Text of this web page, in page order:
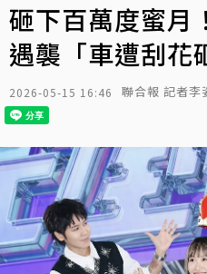
砸下百萬度蜜
遇襲「車遭刮花
2026-05-15 16:46 聯合報 記者李